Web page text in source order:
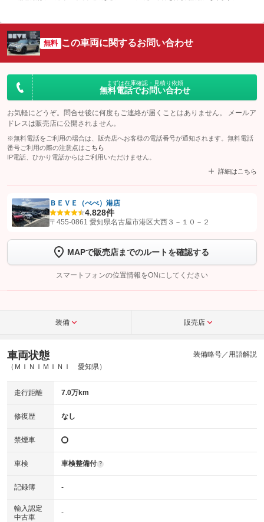
無料 この車両に関するお問い合わせ
まずは在庫確認・見積り依頼
無料電話でお問い合わせ
お気軽にどうぞ。問合せ後に何度もご連絡が届くことはありません。 メールア
ドレスは販売店に公開されません。
※無料電話をご利用の場合は、販売店へお客様の電話番号が通知されます。無料電話
番号ご利用の際の注意点は こちら
IP電話、ひかり電話からはご利用いただけません。
詳細はこちら
【STEP1】認証画面でグーネットを友だち追加してから「許可する」ボタンを押
トーク画面で
ボタンをタップして問い合わせを
完了してください。
こちら
ＢＥＶＥ（べべ）港店
4.828件
〒455-0861 愛知県名古屋市港区大西３－１０－２
MAPで販売店までのルートを確認する
スマートフォンの位置情報をONにしてください
装備 販売店
車両状態
（ＭＩＮＩＭＩＮＩ 愛知県）
装備略号／用語解説
走行距離 7.0万km
修復歴 なし
禁煙車
車検 車検整備付 ?
記録簿 -
輸入認定
中古車
-